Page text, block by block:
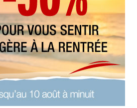
ARCHIVES